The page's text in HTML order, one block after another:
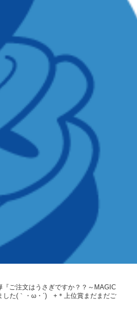
ご注文はうさぎですか？？～MAGIC
た(｀・ω・´)ゞ+＊上位賞まだまだご